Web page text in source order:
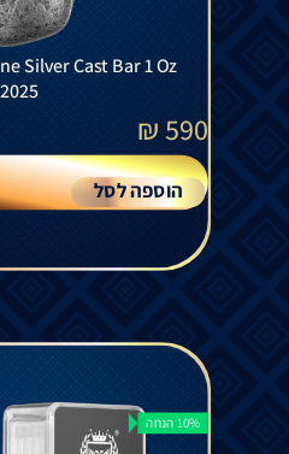
Silver Cast Bar 1 Oz
2025
590
₪
הוספה לסל
10% הנחה